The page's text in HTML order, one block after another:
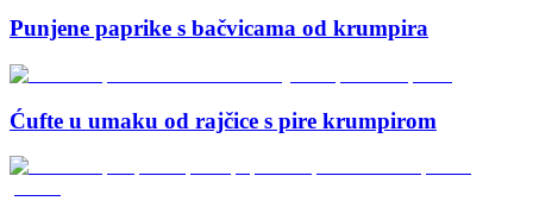
Punjene paprike s bačvicama od krumpira
Ćufte u umaku od rajčice s pire krumpirom